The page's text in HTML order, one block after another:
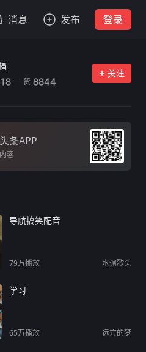
消息 发布 登录
赞 8844
关注
条APP
容
导航搞笑配音
79万播放 水调歌头
学习
65万播放 远方的梦